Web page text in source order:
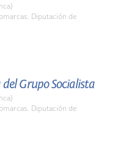
Diputación de
del Grupo Socialista
Diputación de